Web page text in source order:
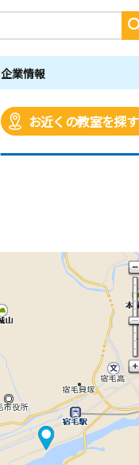
企業情報
お近くの教室を探す